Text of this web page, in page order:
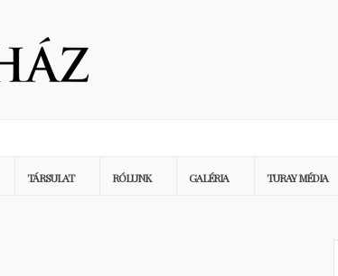
TÁRSULAT RÓLUNK GALÉRIA TURAY MÉDIA